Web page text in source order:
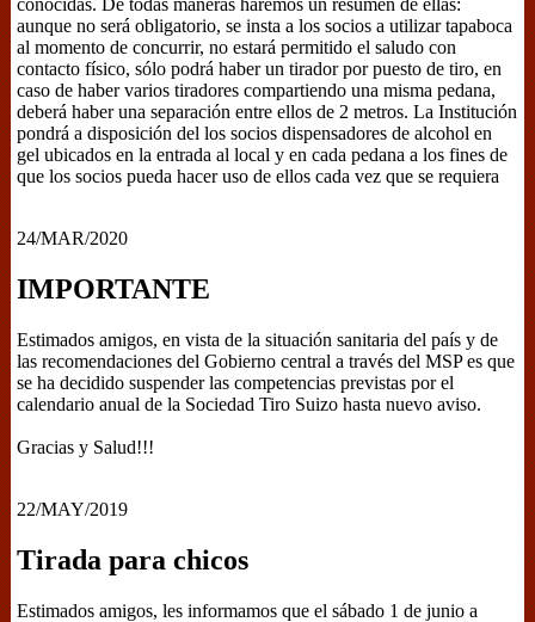
conocidas. De todas maneras haremos un resumen de ellas:
aunque no será obligatorio, se insta a los socios a utilizar tapaboca
al momento de concurrir, no estará permitido el saludo con
contacto físico, sólo podrá haber un tirador por puesto de tiro, en
caso de haber varios tiradores compartiendo una misma pedana,
deberá haber una separación entre ellos de 2 metros. La Institución
pondrá a disposición del los socios dispensadores de alcohol en
gel ubicados en la entrada al local y en cada pedana a los fines de
que los socios pueda hacer uso de ellos cada vez que se requiera
24/MAR/2020
IMPORTANTE
Estimados amigos, en vista de la situación sanitaria del país y de
las recomendaciones del Gobierno central a través del MSP es que
se ha decidido suspender las competencias previstas por el
calendario anual de la Sociedad Tiro Suizo hasta nuevo aviso.
Gracias y Salud!!!
22/MAY/2019
Tirada para chicos
Estimados amigos, les informamos que el sábado 1 de junio a